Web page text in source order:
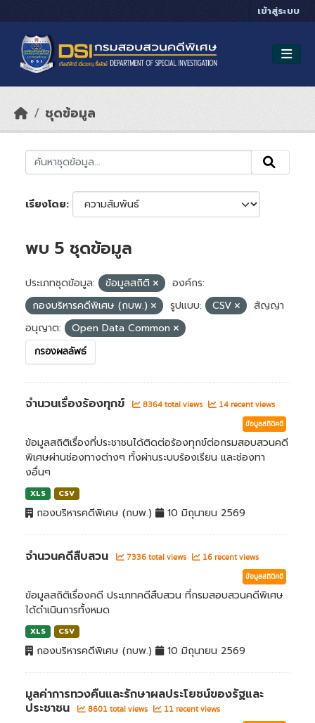
เข้าสู่ระบบ
ชุดข้อมูล
เรียงโดย
พบ 5 ชุดข้อมูล
ประเภทชุดข้อมูล: ข้อมูลสถิติ
องค์กร:
กองบริหารคดีพิเศษ (กบพ.)
รูปแบบ: CSV
สัญญา
อนุญาต:
Open Data Common
กรองผลลัพธ์
จำนวนเรื่องร้องทุกข์ 8364 total views 14 recent views
ข้อมูลสถิติคดี
ข้อมูลสถิติเรื่องที่ประชาชนได้ติดต่อร้องทุกข์ต่อกรมสอบสวนคดี
พิเศษผ่านช่องทางต่างๆ ทั้งผ่านระบบร้องเรียน และช่องทา
งอื่นๆ
XLS CSV
กองบริหารคดีพิเศษ (กบพ.) 10 มิถุนายน 2569
จำนวนคดีสืบสวน 7336 total views 16 recent views
ข้อมูลสถิติคดี
ข้อมูลสถิติเรื่องคดี ประเภทคดีสืบสวน ที่กรมสอบสวนคดีพิเศษ
ได้ดำเนินการทั้งหมด
XLS CSV
กองบริหารคดีพิเศษ (กบพ.) 10 มิถุนายน 2569
มูลค่าการทวงคืนและรักษาผลประโยชน์ของรัฐและ
ประชาชน
8601 total views 11 recent views